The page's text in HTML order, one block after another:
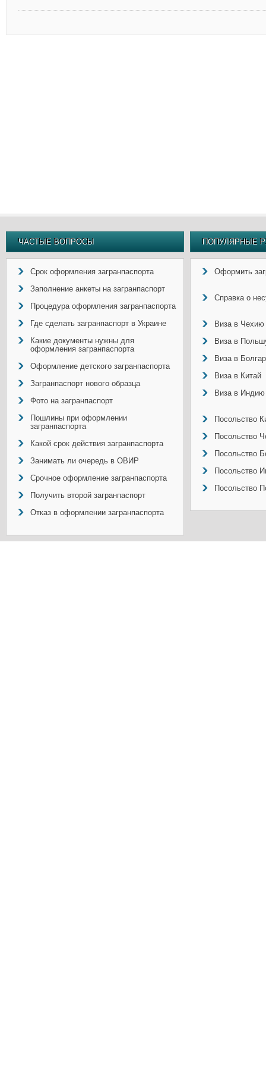
ЧАСТЫЕ ВОПРОСЫ
Срок оформления загранпаспорта
Заполнение анкеты на загранпаспорт
Процедура оформления загранпаспорта
Где сделать загранпаспорт в Украине
Какие документы нужны для
оформления загранпаспорта
Оформление детского загранпаспорта
Загранпаспорт нового образца
Фото на загранпаспорт
Пошлины при оформлении
загранпаспорта
Какой срок действия загранпаспорта
Занимать ли очередь в ОВИР
Срочное оформление загранпаспорта
Получить второй загранпаспорт
Отказ в оформлении загранпаспорта
ПОПУЛЯРНЫЕ
Оформить
Справка о
Виза в Чехию
Виза в
Виза в
Виза в Китай
Виза в Индию
Посольство
Посольство
Посольство
Посольство
Посольство